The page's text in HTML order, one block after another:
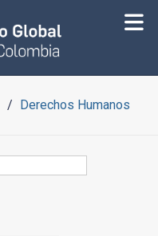
Derechos Humanos